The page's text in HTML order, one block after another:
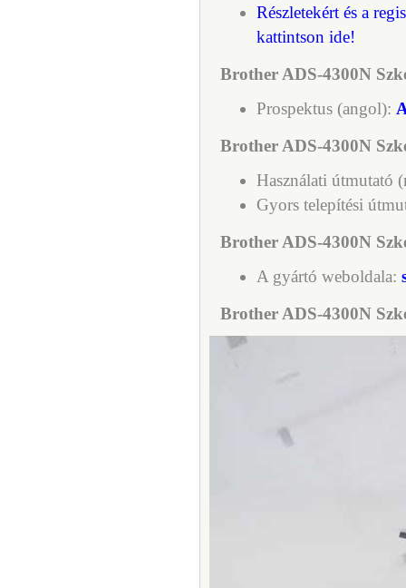
Részletekért és a
kattintson ide!
Brother ADS-4300N
Prospektus (angol):
Brother ADS-4300N
Használati útmutató
Gyors telepítési
Brother ADS-4300N
A gyártó weboldala:
Brother ADS-4300N